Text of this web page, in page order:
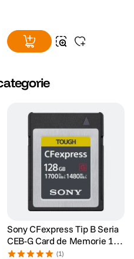
Sony CFexpress Tip B Seria
CEB-G Card de Memorie 128
GB
(1)